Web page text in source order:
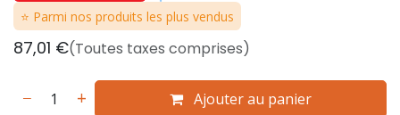
⭐ Parmi nos produits les plus vendus
87,01 €(Toutes taxes comprises)
Ajouter au panier